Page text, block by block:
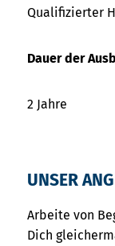
Qualifizierter
Dauer der
2 Jahre
UNSER
Arbeite von
Dich